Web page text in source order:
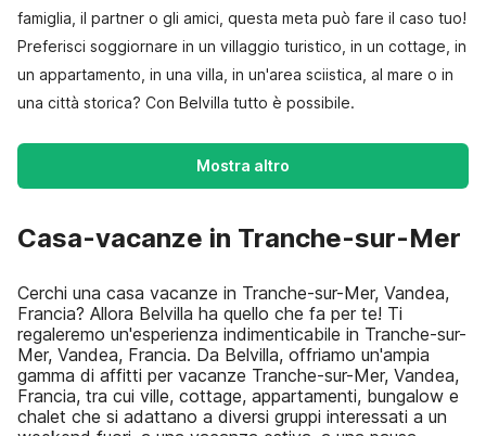
famiglia, il partner o gli amici, questa meta può fare il caso tuo!
Preferisci soggiornare in un villaggio turistico, in un cottage, in
un appartamento, in una villa, in un'area sciistica, al mare o in
una città storica? Con Belvilla tutto è possibile.
Mostra altro
Casa-vacanze in Tranche-sur-Mer
Cerchi una casa vacanze in Tranche-sur-Mer, Vandea,
Francia? Allora Belvilla ha quello che fa per te! Ti
regaleremo un'esperienza indimenticabile in Tranche-sur-
Mer, Vandea, Francia. Da Belvilla, offriamo un'ampia
gamma di affitti per vacanze Tranche-sur-Mer, Vandea,
Francia, tra cui ville, cottage, appartamenti, bungalow e
chalet che si adattano a diversi gruppi interessati a un